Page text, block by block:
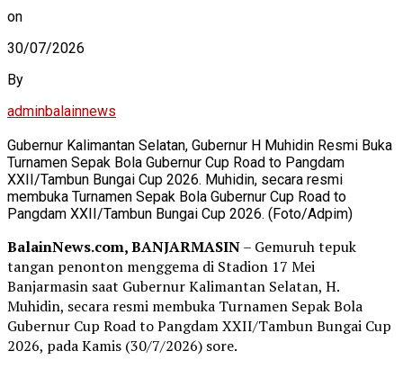
on
30/07/2026
By
adminbalainnews
Gubernur Kalimantan Selatan, Gubernur H Muhidin Resmi Buka
Turnamen Sepak Bola Gubernur Cup Road to Pangdam
XXII/Tambun Bungai Cup 2026. Muhidin, secara resmi
membuka Turnamen Sepak Bola Gubernur Cup Road to
Pangdam XXII/Tambun Bungai Cup 2026. (Foto/Adpim)
BalainNews.com, BANJARMASIN– Gemuruh tepuk
tangan penonton menggema di Stadion 17 Mei
Banjarmasin saat Gubernur Kalimantan Selatan, H.
Muhidin, secara resmi membuka Turnamen Sepak Bola
Gubernur Cup Road to Pangdam XXII/Tambun Bungai Cup
2026, pada Kamis (30/7/2026) sore.